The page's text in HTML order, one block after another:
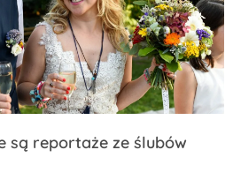
są reportaże ze ślubów